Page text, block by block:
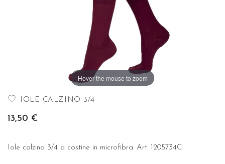
Hover the mouse to zoom
IOLE CALZINO 3/4
13,50 €
Iole calzino 3/4 a costine in microfibra. Art. 1205734C